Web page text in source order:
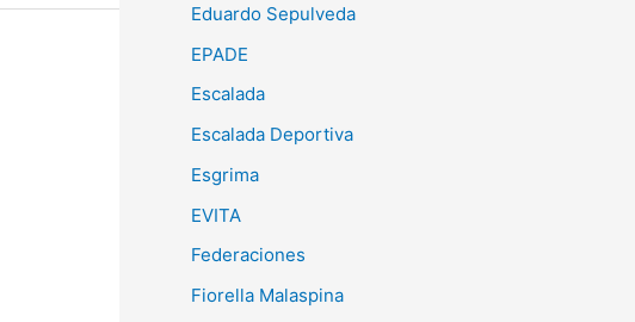
Eduardo Sepulveda
EPADE
Escalada
Escalada Deportiva
Esgrima
EVITA
Federaciones
Fiorella Malaspina